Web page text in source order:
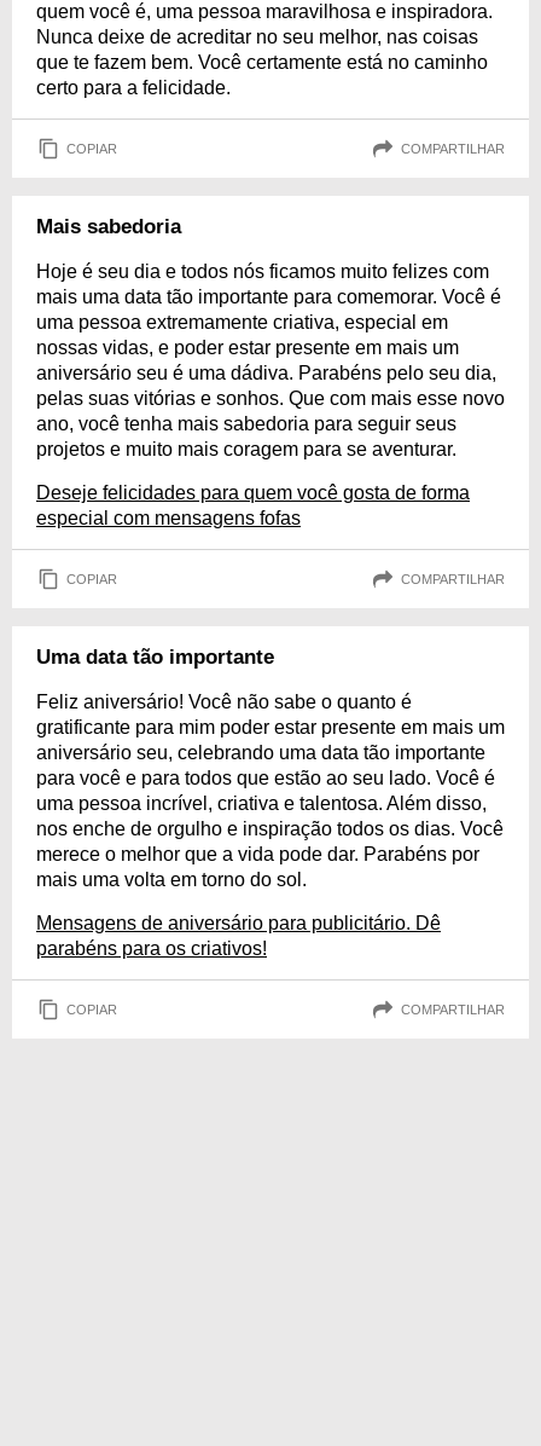
quem você é, uma pessoa maravilhosa e inspiradora.
Nunca deixe de acreditar no seu melhor, nas coisas
que te fazem bem. Você certamente está no caminho
certo para a felicidade.
COPIAR COMPARTILHAR
Mais sabedoria
Hoje é seu dia e todos nós ficamos muito felizes com
mais uma data tão importante para comemorar. Você é
uma pessoa extremamente criativa, especial em
nossas vidas, e poder estar presente em mais um
aniversário seu é uma dádiva. Parabéns pelo seu dia,
pelas suas vitórias e sonhos. Que com mais esse novo
ano, você tenha mais sabedoria para seguir seus
projetos e muito mais coragem para se aventurar.
Deseje felicidades para quem você gosta de forma
especial com mensagens fofas
COPIAR COMPARTILHAR
Uma data tão importante
Feliz aniversário! Você não sabe o quanto é
gratificante para mim poder estar presente em mais um
aniversário seu, celebrando uma data tão importante
para você e para todos que estão ao seu lado. Você é
uma pessoa incrível, criativa e talentosa. Além disso,
nos enche de orgulho e inspiração todos os dias. Você
merece o melhor que a vida pode dar. Parabéns por
mais uma volta em torno do sol.
Mensagens de aniversário para publicitário. Dê
parabéns para os criativos!
COPIAR COMPARTILHAR